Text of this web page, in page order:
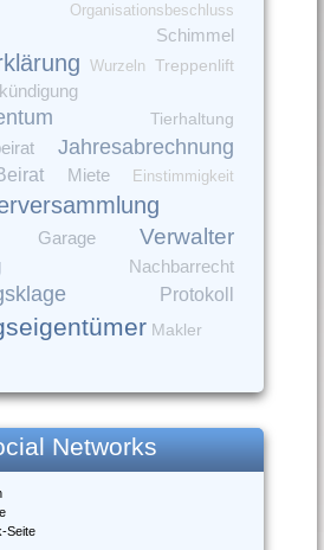
Organisationsbeschluss
Schimmel
Wurzeln Treppenlift
Tierhaltung
Jahresabrechnung
Miete Einstimmigkeit
Garage Verwalter
Nachbarrecht
Protokoll
Makler
Networks
Seite